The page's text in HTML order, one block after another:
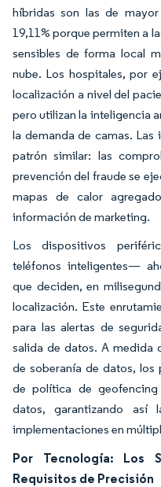
híbridas son las de
19,11% porque permiten a
sensibles de forma local
nube. Los hospitales, por
localización a nivel del
pero utilizan la inteligencia
la demanda de camas. Las
patrón similar: las
prevención del fraude se
mapas de calor
información de marketing.
Los dispositivos
teléfonos inteligentes—
que deciden, en
localización. Este
para las alertas de
salida de datos. A medida
de soberanía de datos, los
de política de
datos, garantizando así
implementaciones en
Por Tecnología: Los
Requisitos de Precisión